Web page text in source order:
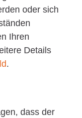
oder sich
Ihren
Details
.
dass der